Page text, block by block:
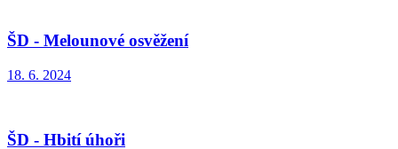
ŠD - Melounové osvěžení
18. 6. 2024
ŠD - Hbití úhoři